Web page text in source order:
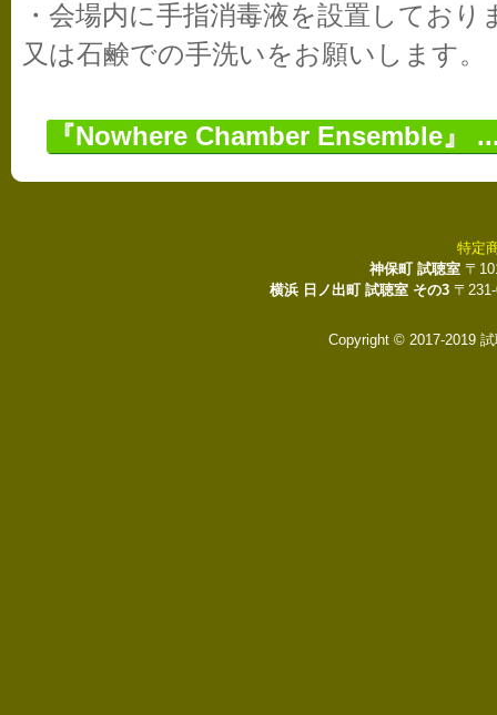
・会場内に手指消毒液を設置してお
又は石鹸での手洗いをお願いします。
『Nowhere Chamber Ensemble』
特定
神保町 試聴室 〒
横浜 日ノ出町 試聴室 その3 〒
Copyright © 2017-2019